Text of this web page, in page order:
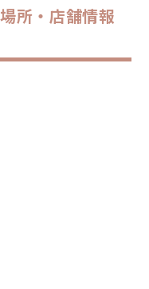
所・店舗情報